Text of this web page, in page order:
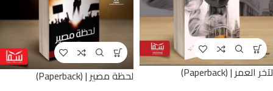
لآخر العمر | (Paperback) لحظة مصير | (Paperback)